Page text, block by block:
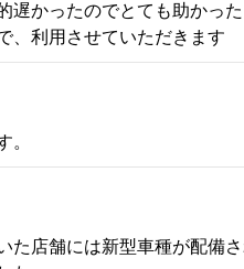
遅かったのでとても助かった
、利用させていただきます
。
た店舗には新型車種が配備